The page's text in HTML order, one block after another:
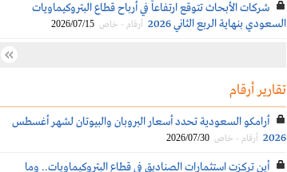
شركات الأبحاث تتوقع ارتفاعاً في أرباح قطاع البتروكيماويات
السعودي بنهاية الربع الثاني 2026
أرقام - خاص 2026/07/15
تقارير أرقام
أرامكو السعودية تحدد أسعار البروبان والبيوتان لشهر أغسطس
2026 أرقام - خاص 2026/07/30
أين تركزت استثمارات الصناديق في قطاع البتروكيماويات.. وما